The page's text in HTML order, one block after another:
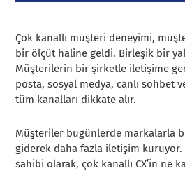
Çok kanallı müşteri deneyimi,
bir ölçüt haline geldi. Birleşik bir
Müşterilerin bir şirketle iletişime
posta, sosyal medya, canlı sohbet
tüm kanalları dikkate alır.
Müşteriler bugünlerde markalarla
giderek daha fazla iletişim kuruyor.
sahibi olarak, çok kanallı CX’in ne